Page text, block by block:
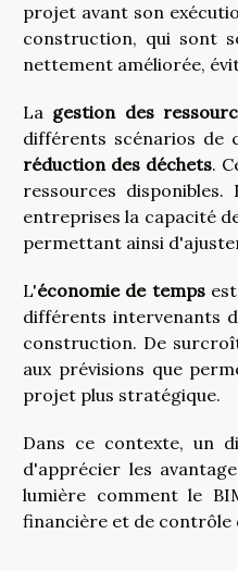
projet avant son
construction, qui sont
nettement améliorée,
La gestion des
différents scénarios de
réduction des déchets.
ressources
entreprises la capacité
permettant ainsi
L'économie de tempsest
différents intervenants
construction. De
aux prévisions que
projet plus stratégique.
Dans ce contexte, un
d'apprécier les
lumière comment le
financière et de contrôle